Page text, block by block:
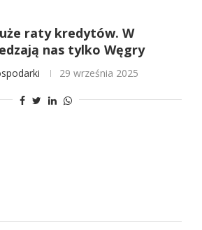
raty kredytów. W
nas tylko Węgry
29 września 2025